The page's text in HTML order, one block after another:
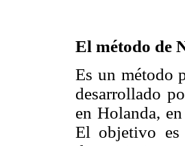
El método de
Es un método
desarrollado
en Holanda,
El objetivo es